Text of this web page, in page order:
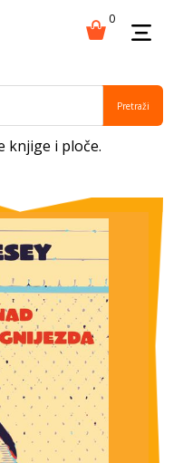
0
Pretraži
knjige i ploče.